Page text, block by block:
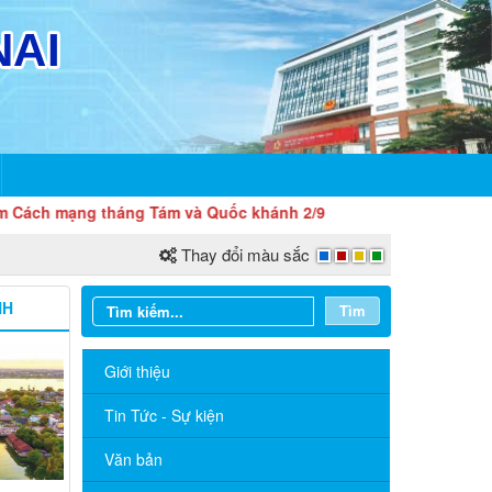
tháng Tám và Quốc khánh 2/9
Thay đổi màu sắc
Tìm
Giới thiệu
Tin Tức - Sự kiện
Văn bản